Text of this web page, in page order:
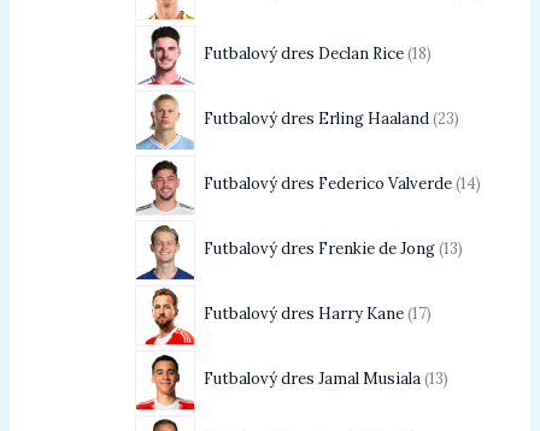
Futbalový dres Declan Rice 18
Futbalový dres Erling Haaland 23
Futbalový dres Federico Valverde 14
Futbalový dres Frenkie de Jong 13
Futbalový dres Harry Kane 17
Futbalový dres Jamal Musiala 13